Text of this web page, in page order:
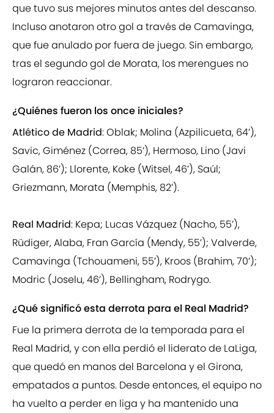
que tuvo sus mejores minutos antes del descanso.
Incluso anotaron otro gol a través de Camavinga,
que fue anulado por fuera de juego. Sin embargo,
tras el segundo gol de Morata, los merengues no
lograron reaccionar.
¿Quiénes fueron los once iniciales?
Atlético de Madrid: Oblak; Molina (Azpilicueta, 64’),
Savic, Giménez (Correa, 85’), Hermoso, Lino (Javi
Galán, 86’); Llorente, Koke (Witsel, 46’), Saúl;
Griezmann, Morata (Memphis, 82’).
Real Madrid: Kepa; Lucas Vázquez (Nacho, 55’),
Rüdiger, Alaba, Fran García (Mendy, 55’); Valverde,
Camavinga (Tchouameni, 55’), Kroos (Brahim, 70’);
Modric (Joselu, 46’), Bellingham, Rodrygo.
¿Qué significó esta derrota para el Real Madrid?
Fue la primera derrota de la temporada para el
Real Madrid, y con ella perdió el liderato de LaLiga,
que quedó en manos del Barcelona y el Girona,
empatados a puntos. Desde entonces, el equipo no
ha vuelto a perder en liga y ha mantenido una